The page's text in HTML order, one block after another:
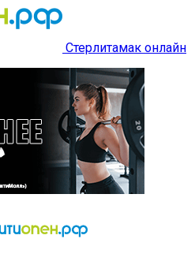
Стерлитамак онлайн